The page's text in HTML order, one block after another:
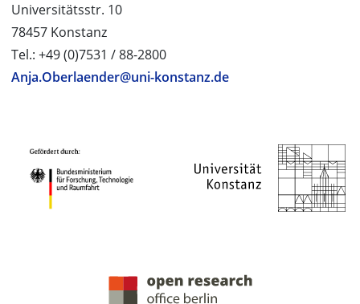
Universitätsstr. 10
78457 Konstanz
Tel.: +49 (0)7531 / 88-2800
Anja.Oberlaender@uni-konstanz.de